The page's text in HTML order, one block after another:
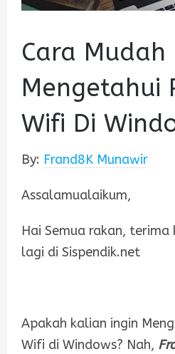
Cara Mudah
Mengetahui
Wifi Di
By: Frand8K Munawir
Assalamualaikum,
Hai Semua rakan, terima
lagi di Sispendik.net
Apakah kalian ingin
Wifi di Windows? Nah,